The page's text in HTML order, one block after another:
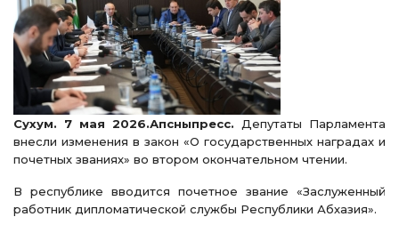
Сухум. 7 мая 2026.Апсныпресс. Депутаты Парламента
внесли изменения в закон «О государственных наградах и
почетных званиях» во втором окончательном чтении.
В республике вводится почетное звание «Заслуженный
работник дипломатической службы Республики Абхазия».